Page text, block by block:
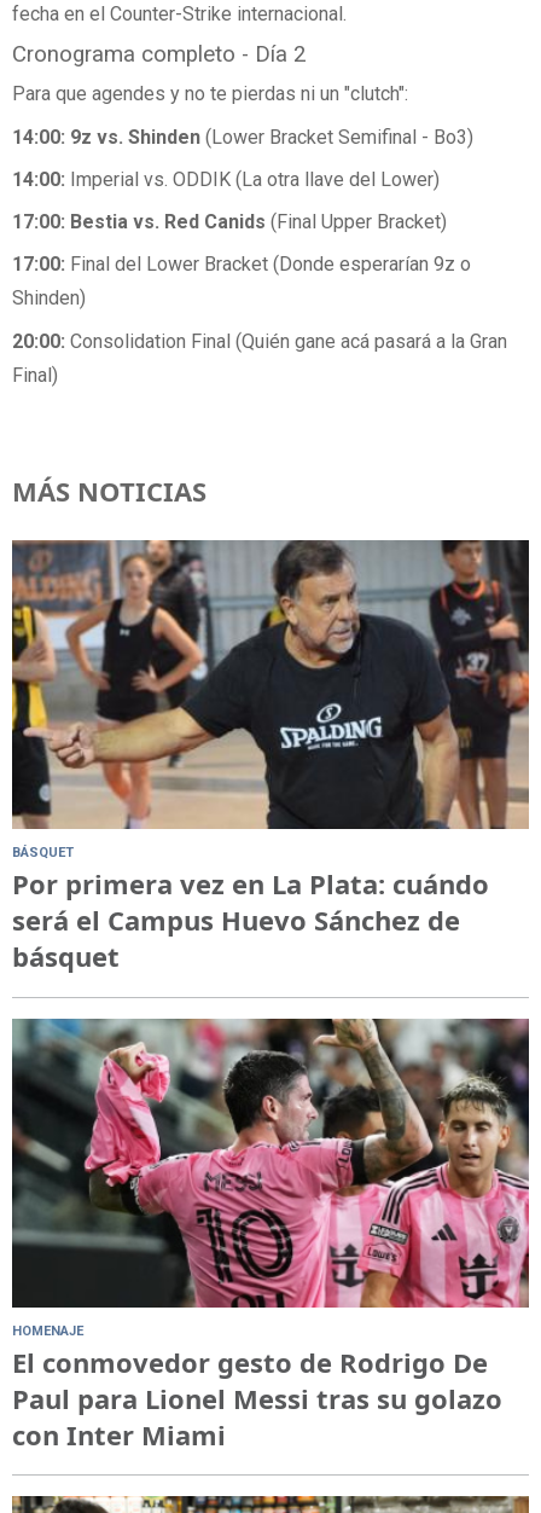
fecha en el Counter-Strike internacional.
Cronograma completo - Día 2
Para que agendes y no te pierdas ni un "clutch":
14:00: 9z vs. Shinden (Lower Bracket Semifinal - Bo3)
14:00: Imperial vs. ODDIK (La otra llave del Lower)
17:00: Bestia vs. Red Canids (Final Upper Bracket)
17:00: Final del Lower Bracket (Donde esperarían 9z o
Shinden)
20:00: Consolidation Final (Quién gane acá pasará a la Gran
Final)
MÁS NOTICIAS
BÁSQUET
Por primera vez en La Plata: cuándo
será el Campus Huevo Sánchez de
básquet
HOMENAJE
El conmovedor gesto de Rodrigo De
Paul para Lionel Messi tras su golazo
con Inter Miami